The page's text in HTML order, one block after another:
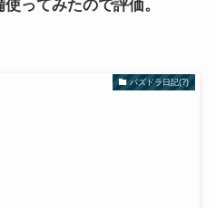
ってみたので評価。
パズドラ日記(?)